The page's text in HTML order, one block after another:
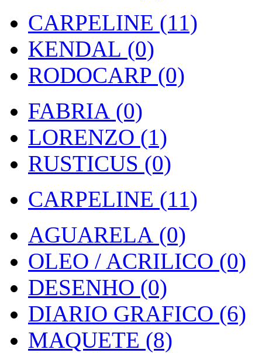
CARPELINE (11)
KENDAL (0)
RODOCARP (0)
FABRIA (0)
LORENZO (1)
RUSTICUS (0)
CARPELINE (11)
AGUARELA (0)
OLEO / ACRILICO (0)
DESENHO (0)
DIARIO GRAFICO (6)
MAQUETE (8)